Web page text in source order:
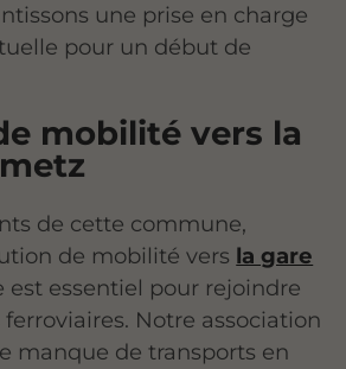
une prise en charge
pour un début de
mobilité vers la
de cette commune,
de mobilité vers la gare
est essentiel pour rejoindre
ferroviaires. Notre association
manque de transports en